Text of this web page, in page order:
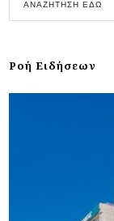
Ροή Ειδήσεων